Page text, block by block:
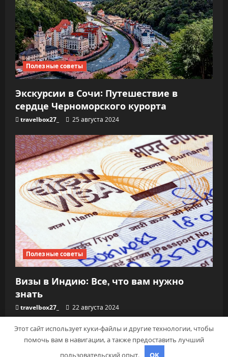
Полезные советы
Экскурсии в Сочи: Путешествие в
сердце Черноморского курорта
travelbox27_ 25 августа 2024
Полезные советы
Визы в Индию: Все, что вам нужно
знать
travelbox27_ 22 августа 2024
Copyright © Все права защищены.|MoreNewsот
Этот сайт использует куки-файлы и другие технологии, чтобы
помочь вам в навигации, а также предоставить лучший
пользовательский опыт.
OK